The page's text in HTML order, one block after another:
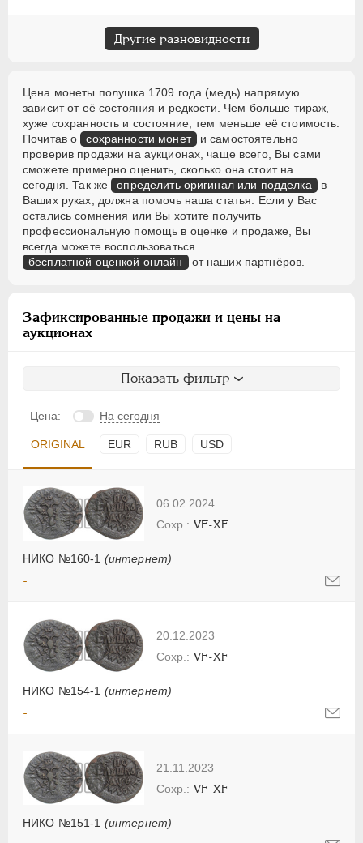
Другие разновидности
Цена монеты полушка 1709 года (медь) напрямую
зависит от её состояния и редкости. Чем больше тираж,
хуже сохранность и состояние, тем меньше её стоимость.
Почитав о сохранности монет и самостоятельно
проверив продажи на аукционах, чаще всего, Вы сами
сможете примерно оценить, сколько она стоит на
сегодня. Так же определить оригинал или подделка в
Ваших руках, должна помочь наша статья. Если у Вас
остались сомнения или Вы хотите получить
профессиональную помощь в оценке и продаже, Вы
всегда можете воспользоваться
бесплатной оценкой онлайн от наших партнёров.
Зафиксированные продажи и цены на
аукционах
Показать фильтр
Цена: На сегодня
ORIGINAL EUR RUB USD
06.02.2024
НИКО №160-1 (интернет)
VF-XF
-
20.12.2023
НИКО №154-1 (интернет)
VF-XF
-
21.11.2023
НИКО №151-1 (интернет)
VF-XF